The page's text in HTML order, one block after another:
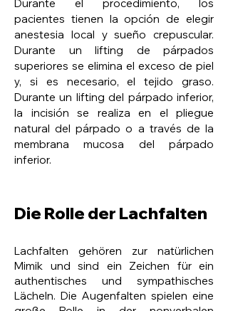
hervorragende Ergebnisse. Der
Eingriff ist schnell und unkompliziert –
in der Regel sind nur 3
Injektionspunkte notwendig und die
Behandlung dauert nur wenige
Minuten. Eine Betäubung ist in der
Regel nicht erforderlich.
Mögliche Nebenwirkungen sind
Schwellungen oder leichte
Die Behandlung erfordert keine
Ausfallzeit, sodass Sie sofort wieder
gesellschaftsfähig sind.
Durante el procedimiento, los
pacientes tienen la opción de elegir
anestesia local y sueño crepuscular.
Durante un lifting de párpados
superiores se elimina el exceso de piel
y, si es necesario, el tejido graso.
Durante un lifting del párpado inferior,
la incisión se realiza en el pliegue
natural del párpado o a través de la
membrana mucosa del párpado
inferior.
Die Rolle der Lachfalten
Lachfalten gehören zur natürlichen
Mimik und sind ein Zeichen für ein
authentisches und sympathisches
Lächeln. Die Augenfalten spielen eine